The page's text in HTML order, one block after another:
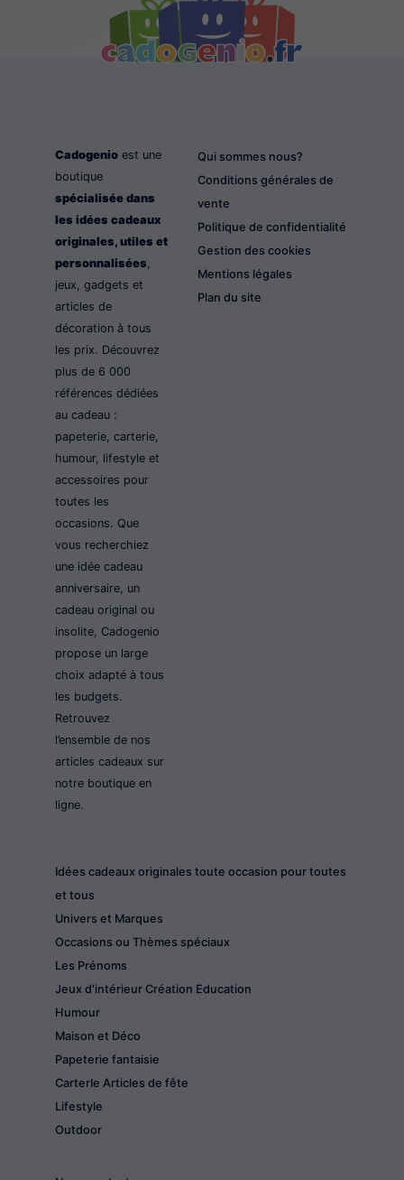
Cadogenio est une
boutique
spécialisée dans
les idées cadeaux
originales, utiles et
personnalisées,
jeux, gadgets et
articles de
décoration à tous
les prix. Découvrez
plus de 6 000
références dédiées
au cadeau :
papeterie, carterie,
humour, lifestyle et
accessoires pour
toutes les
occasions. Que
vous recherchiez
une idée cadeau
anniversaire, un
cadeau original ou
insolite, Cadogenio
propose un large
choix adapté à tous
les budgets.
Retrouvez
l’ensemble de nos
articles cadeaux sur
notre boutique en
ligne.
Qui sommes nous?
Conditions générales de
vente
Politique de confidentialité
Gestion des cookies
Mentions légales
Plan du site
Idées cadeaux originales toute occasion pour toutes
et tous
Univers et Marques
Occasions ou Thèmes spéciaux
Les Prénoms
Jeux d'intérieur Création Education
Humour
Maison et Déco
Papeterie fantaisie
CarterIe Articles de fête
Lifestyle
Outdoor